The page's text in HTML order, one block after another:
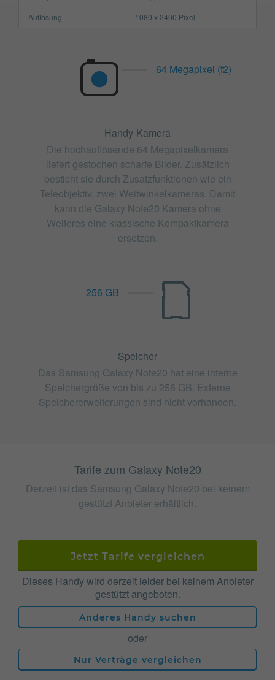
Auflösung
1080 x 2400 Pixel
64 Megapixel (f2)
Handy-Kamera
Die hochauflösende 64 Megapixelkamera
liefert gestochen scharfe Bilder. Zusätzlich
besticht sie durch Zusatzfunktionen wie ein
Teleobjektiv, zwei Weitwinkelkameras. Damit
kann die Galaxy Note20 Kamera ohne
Weiteres eine klassische Kompaktkamera
ersetzen.
256 GB
Speicher
Das Samsung Galaxy Note20 hat eine interne
Speichergröße von bis zu 256 GB. Externe
Speichererweiterungen sind nicht vorhanden.
Tarife zum Galaxy Note20
Derzeit ist das Samsung Galaxy Note20 bei keinem
gestützt Anbieter erhältlich.
Jetzt Tarife vergleichen
Dieses Handy wird derzeit leider bei keinem Anbieter
gestützt angeboten.
Anderes Handy suchen
oder
Nur Verträge vergleichen